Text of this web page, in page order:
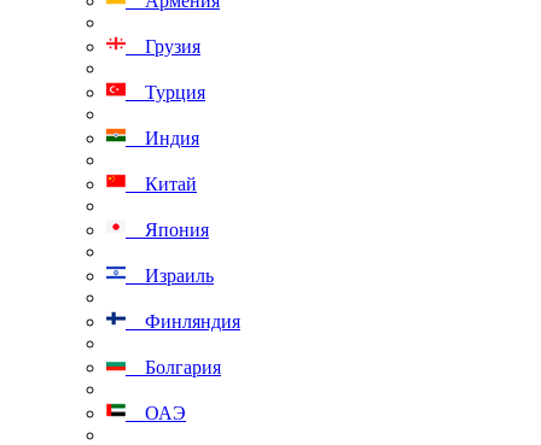
Грузия
Турция
Индия
Китай
Япония
Израиль
Финляндия
Болгария
ОАЭ